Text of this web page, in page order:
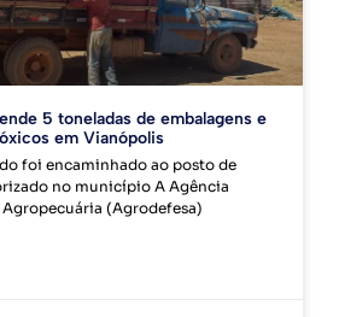
5 toneladas de embalagens e
em Vianópolis
foi encaminhado ao posto de
no município A Agência
Agropecuária (Agrodefesa)